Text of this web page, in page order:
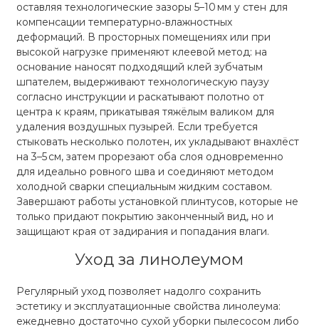
оставляя технологические зазоры 5–10 мм у стен для
компенсации температурно‑влажностных
деформаций. В просторных помещениях или при
высокой нагрузке применяют клеевой метод: на
основание наносят подходящий клей зубчатым
шпателем, выдерживают технологическую паузу
согласно инструкции и раскатывают полотно от
центра к краям, прикатывая тяжёлым валиком для
удаления воздушных пузырей. Если требуется
стыковать несколько полотен, их укладывают внахлёст
на 3–5 см, затем прорезают оба слоя одновременно
для идеально ровного шва и соединяют методом
холодной сварки специальным жидким составом.
Завершают работы установкой плинтусов, которые не
только придают покрытию законченный вид, но и
защищают края от задирания и попадания влаги.
Уход за линолеумом
Регулярный уход позволяет надолго сохранить
эстетику и эксплуатационные свойства линолеума:
ежедневно достаточно сухой уборки пылесосом либо